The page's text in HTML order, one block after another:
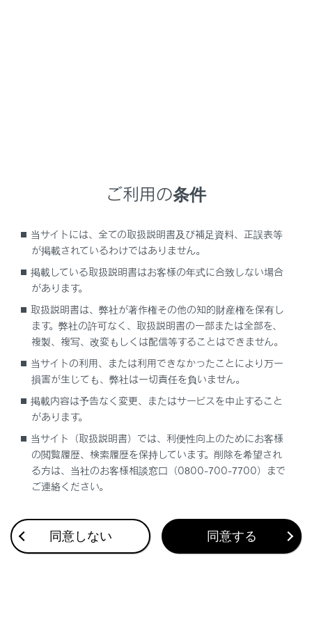
地上デジタルテレビを視聴する
地上デジタルテレビ用アンテナの取り扱い
合わせて見られているページ
地上デジタルテレビを視聴する
地上デジタルテレビの視聴についての留意事項
HDMIを再生する
このページは役に立ちましたか？
ご利用の条件
当サイトには、全ての取扱説明書及び補足資料、正誤表等
が掲載されているわけではありません。
掲載している取扱説明書はお客様の年式に合致しない場合
があります。
取扱説明書は、弊社が著作権その他の知的財産権を保有し
ます。弊社の許可なく、取扱説明書の一部または全部を、
複製、複写、改変もしくは配信等することはできません。
当サイトの利用、または利用できなかったことにより万一
損害が生じても、弊社は一切責任を負いません。
掲載内容は予告なく変更、またはサービスを中止すること
があります。
当サイト（取扱説明書）では、利便性向上のためにお客様
の閲覧履歴、検索履歴を保持しています。削除を希望され
る方は、当社のお客様相談窓口（0800-700-7700）まで
ご連絡ください。
同意しない 同意する